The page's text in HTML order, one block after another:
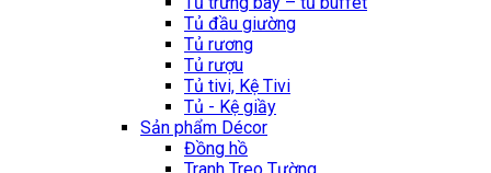
Tủ đầu giường
Tủ rương
Tủ rượu
Tủ tivi, Kệ Tivi
Tủ - Kệ giầy
Sản phẩm Décor
Đồng hồ